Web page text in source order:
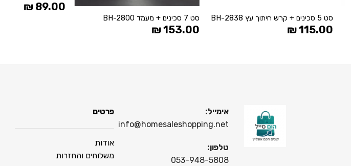
סט 5 סכינים + קרש חיתוך עץ 2838-BH
115.00
₪
סט 7 סכינים + מעמד BH-2800
153.00
₪
89.00
₪
אימייל:
info@homesaleshopping.net
טלפון:
053-948-5808
פרטים
אודות
משלוחים והחזרות